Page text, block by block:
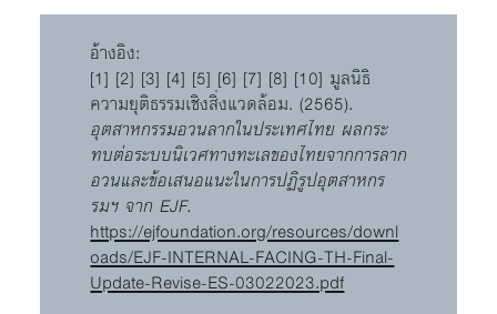
อ้างอิง:
[1] [2] [3] [4] [5] [6] [7] [8] [10] มูลนิธิ
ความยุติธรรมเชิงสิ่งแวดล้อม. (2565).
อุตสาหกรรมอวนลากในประเทศไทย ผลกระ
ทบต่อระบบนิเวศทางทะเลของไทยจากการลาก
อวนและข้อเสนอแนะในการปฏิรูปอุตสาหกร
รมฯ จาก EJF.
https://ejfoundation.org/resources/downl
oads/EJF-INTERNAL-FACING-TH-Final-
Update-Revise-ES-03022023.pdf